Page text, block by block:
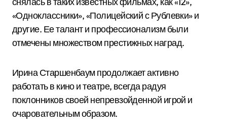
«Одноклассники», «Полицейский с Рублевки» и
другие. Ее талант и профессионализм были
отмечены множеством престижных наград.
Ирина Старшенбаум продолжает активно
работать в кино и театре, всегда радуя
поклонников своей непревзойденной игрой и
очаровательным образом.